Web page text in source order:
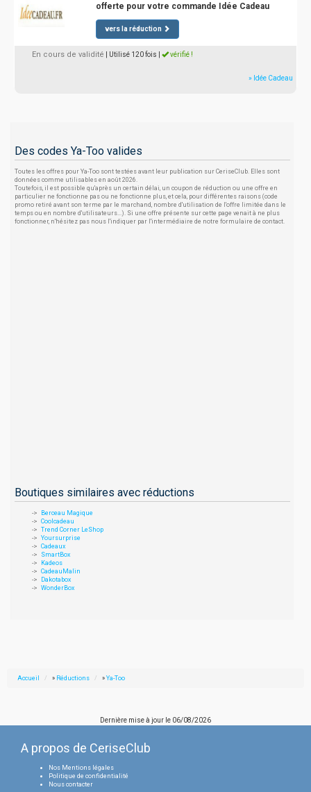
offerte pour votre commande Idée Cadeau
vers la réduction
En cours de validité | Utilisé 120 fois vérifié !
» Idée Cadeau
Des codes Ya-Too valides
Toutes les offres pour Ya-Too sont testées avant leur publication sur CeriseClub. Elles sont
données comme utilisables en août 2026.
Toutefois, il est possible qu'après un certain délai, un coupon de réduction ou une offre en
particulier ne fonctionne pas ou ne fonctionne plus, et cela, pour différentes raisons (code
promo retiré avant son terme par le marchand, nombre d'utilisation de l'offre limitée dans le
temps ou en nombre d'utilisateurs...). Si une offre présente sur cette page venait à ne plus
fonctionner, n'hésitez pas nous l'indiquer par l'intermédiaire de notre formulaire de contact.
Boutiques similaires avec réductions
Berceau Magique
Coolcadeau
Trend Corner LeShop
Yoursurprise
Cadeaux
SmartBox
Kadeos
CadeauMalin
Dakotabox
WonderBox
Accueil » Réductions » Ya-Too
Dernière mise à jour le 06/08/2026
A propos de CeriseClub
Nos Mentions légales
Politique de confidentialité
Nous contacter